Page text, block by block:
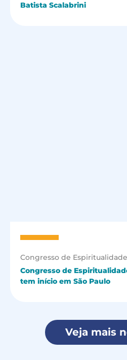
Batista Scalabrini
Congresso de
Congresso de
tem início em São Paulo
Veja mais